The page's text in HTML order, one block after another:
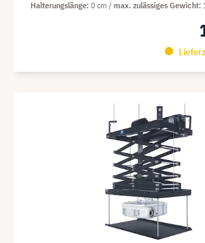
Halterungslänge 0 cm max. zulässiges Gewicht